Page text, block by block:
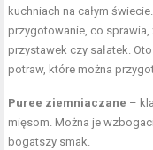
kuchniach na całym
przygotowanie, co sprawia,
przystawek czy sałatek.
potraw, które można
Puree ziemniaczane –
mięsom. Można je
bogatszy smak.